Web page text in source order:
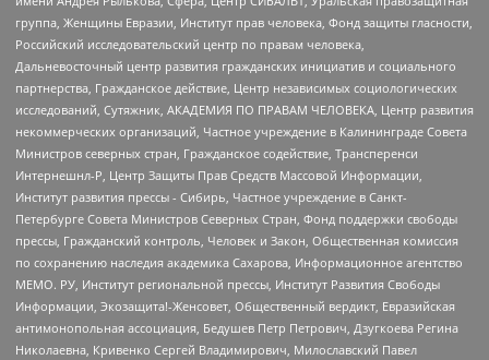
группа, Женщины Евразии, Институт прав человека, Фонд защиты гласности,
Российский исследовательский центр по правам человека,
Дальневосточный центр развития гражданских инициатив и социального
партнерства, Гражданское действие, Центр независимых социологических
исследований, Сутяжник, АКАДЕМИЯ ПО ПРАВАМ ЧЕЛОВЕКА, Центр развития
некоммерческих организаций, Частное учреждение в Калининграде Совета
Министров северных стран, Гражданское содействие, Трансперенси
Интернешнл-Р, Центр Защиты Прав Средств Массовой Информации,
Институт развития прессы - Сибирь, Частное учреждение в Санкт-
Петербурге Совета Министров Северных Стран, Фонд поддержки свободы
прессы, Гражданский контроль, Человек и Закон, Общественная комиссия
по сохранению наследия академика Сахарова, Информационное агентство
МЕМО. РУ, Институт региональной прессы, Институт Развития Свободы
Информации, Экозащита!-Женсовет, Общественный вердикт, Евразийская
антимонопольная ассоциация, Бедушев Петр Петрович, Дзугкоева Регина
Николаевна, Кривенко Сергей Владимирович, Милославский Павел